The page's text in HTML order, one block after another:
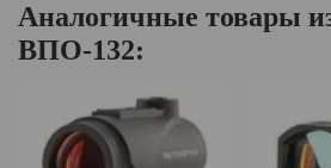
Аналогичные товары
ВПО-132: